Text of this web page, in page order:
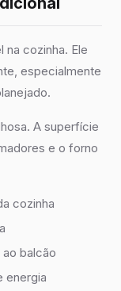
cozinha. Ele
especialmente
A superfície
e o forno
cozinha
balcão
energia